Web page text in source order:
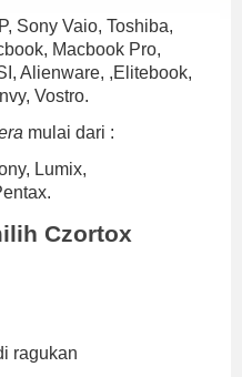
Sony Vaio, Toshiba,
Macbook Pro,
Alienware, ,Elitebook,
Vostro.
mulai dari :
Lumix,
Czortox
ragukan